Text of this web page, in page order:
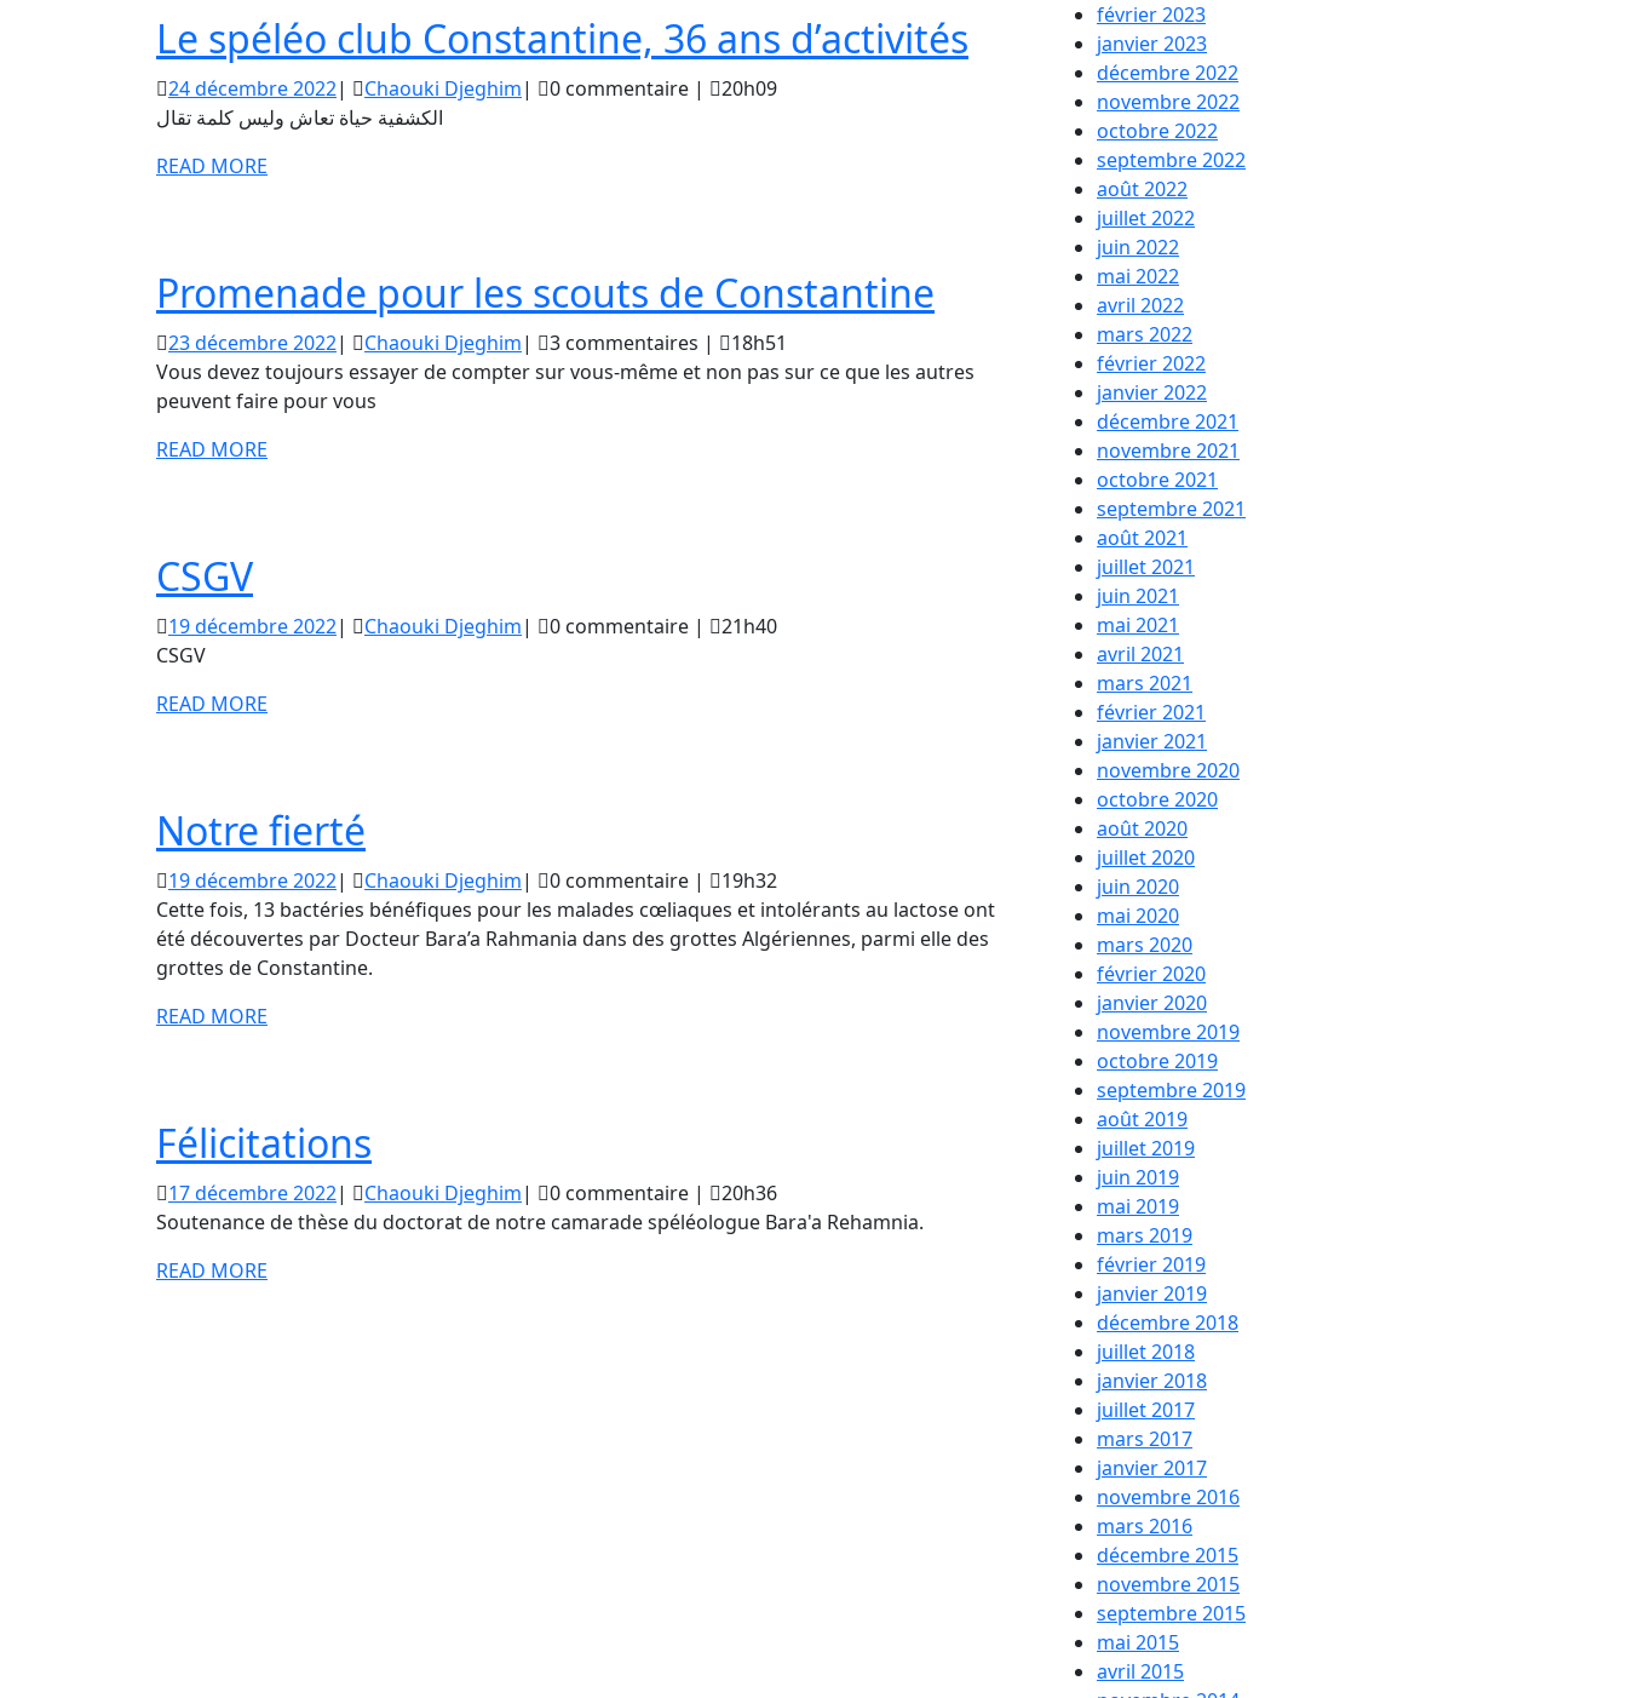
d’activités
Le spéléo club Constantine, 36 ans d’activités
spéléo
Constantine,
d’activités
24 décembre 202224
décembre
| Chaouki DjeghimChaouki
| 0 commentaire |
20h09
الكشفية حياة تعاش وليس كلمة تقال
READ MORE
Promenade pour les scouts de Constantine Promenade
les
Constantine
23 décembre 202223
décembre
2022
| Chaouki DjeghimChaouki
Djeghim
| 3 commentaires |
18h51
Vous devez toujours essayer de compter sur vous-même et non pas sur ce que les autres
peuvent faire pour vous
READ MORE
CSGVCSGV
19 décembre 202219
| Chaouki DjeghimChaouki
| 0 commentaire |
21h40
CSGV
READ MORE
Notre fierté
fierté
19 décembre 202219
décembre
2022
| Chaouki DjeghimChaouki
Djeghim
| 0 commentaire |
19h32
Cette fois, 13 bactéries bénéfiques pour les malades cœliaques et intolérants au lactose ont
été découvertes par Docteur Bara’a Rahmania dans des grottes Algériennes, parmi elle des
grottes de Constantine.
READ MORE
Félicitations
17 décembre 202217
décembre
| Chaouki DjeghimChaouki
Djeghim
| 0 commentaire |
20h36
Soutenance de thèse du doctorat de notre camarade spéléologue Bara'a Rehamnia.
READ MORE
février 2023
janvier 2023
décembre 2022
novembre 2022
octobre 2022
septembre 2022
août 2022
juillet 2022
juin 2022
mai 2022
avril 2022
mars 2022
février 2022
janvier 2022
décembre 2021
novembre 2021
octobre 2021
septembre 2021
août 2021
juillet 2021
juin 2021
mai 2021
avril 2021
mars 2021
février 2021
janvier 2021
novembre 2020
octobre 2020
août 2020
juillet 2020
juin 2020
mai 2020
mars 2020
février 2020
janvier 2020
novembre 2019
octobre 2019
septembre 2019
août 2019
juillet 2019
juin 2019
mai 2019
mars 2019
février 2019
janvier 2019
décembre 2018
juillet 2018
janvier 2018
juillet 2017
mars 2017
janvier 2017
novembre 2016
mars 2016
décembre 2015
novembre 2015
septembre 2015
mai 2015
avril 2015